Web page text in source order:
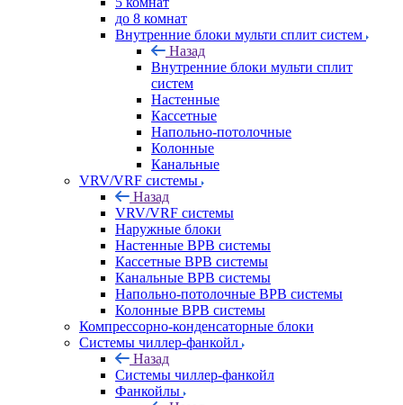
до 8 комнат
Внутренние блоки мульти сплит систем
Назад
Внутренние блоки мульти сплит
систем
Настенные
Кассетные
Напольно-потолочные
Колонные
Канальные
VRV/VRF системы
Назад
VRV/VRF системы
Наружные блоки
Настенные ВРВ системы
Кассетные ВРВ системы
Канальные ВРВ системы
Напольно-потолочные ВРВ системы
Колонные ВРВ системы
Компрессорно-конденсаторные блоки
Системы чиллер-фанкойл
Назад
Системы чиллер-фанкойл
Фанкойлы